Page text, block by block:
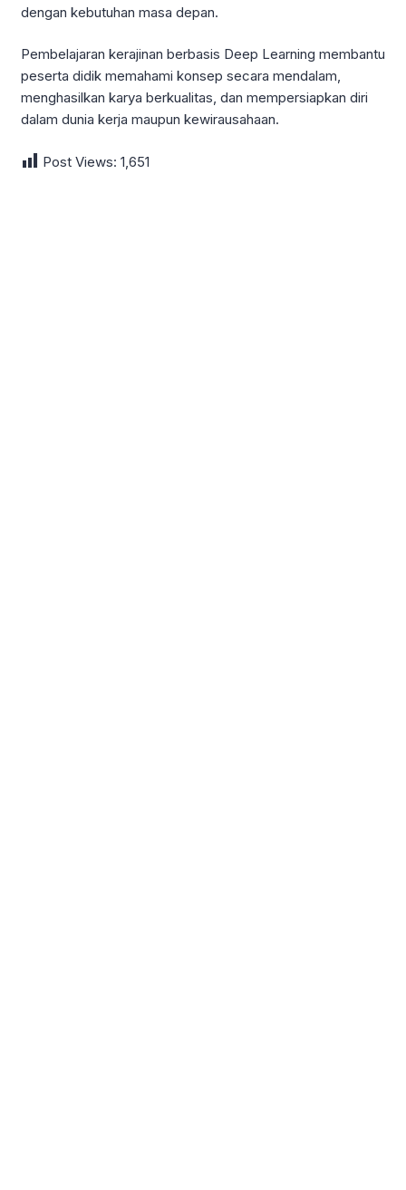
dengan kebutuhan masa depan.
Pembelajaran kerajinan berbasis Deep Learning membantu
peserta didik memahami konsep secara mendalam,
menghasilkan karya berkualitas, dan mempersiapkan diri
dalam dunia kerja maupun kewirausahaan.
Post Views: 1,651